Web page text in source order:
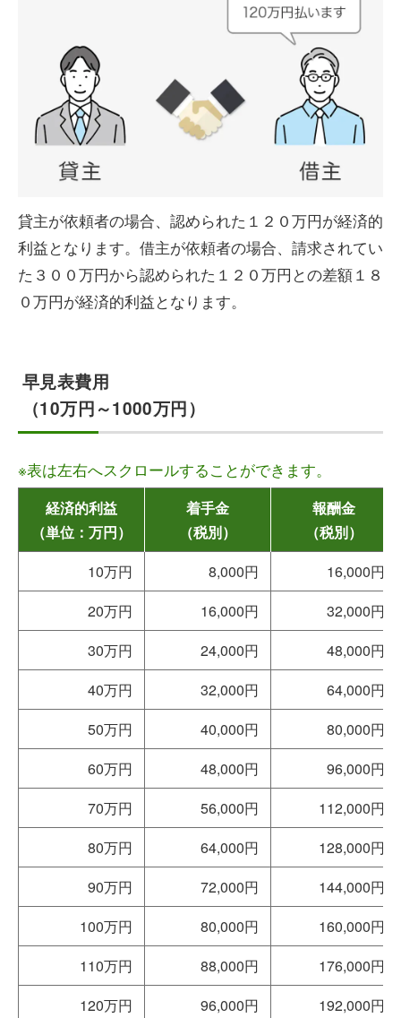
貸主が依頼者の場合、認められた１２０万円が経済的
利益となります。借主が依頼者の場合、請求されてい
た３００万円から認められた１２０万円との差額１８
０万円が経済的利益となります。
早見表費用
（10万円～1000万円）
※表は左右へスクロールすることができます。
経済的利益
（単位：万円）
着手金
（税別）
報酬金
（税別）
10万円
8,000円
16,000円
20万円
16,000円
32,000円
30万円
24,000円
48,000円
40万円
32,000円
64,000円
50万円
40,000円
80,000円
60万円
48,000円
96,000円
70万円
56,000円
112,000円
80万円
64,000円
128,000円
90万円
72,000円
144,000円
100万円
80,000円
160,000円
110万円
88,000円
176,000円
120万円
96,000円 192,000円